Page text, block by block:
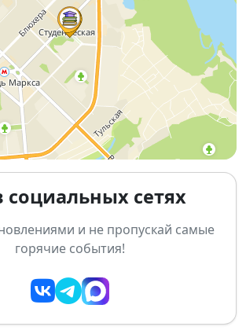
2025 года
Карла Маркса, д. 20, корпус 3,
201
«Планета — наш общий дом» 🌱
точки
сможешь:
переработке отходов от партнёров
сетях
и не пропускай самые
горячие события!